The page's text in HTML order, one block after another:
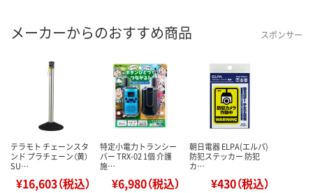
メーカーからのおすすめ商品 スポンサー
テラモト チェーンスタ
ンド プラチェーン（黄）
SU…
¥16,603（税込）
特定小電力トランシー
バー TRX-02 1個 介護
施…
¥6,980（税込）
朝日電器 ELPA(エルパ)
防犯ステッカー 防犯
カ…
¥430（税込）